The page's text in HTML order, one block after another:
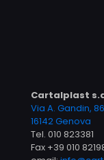
Cartalplast
Via A. Gandin,
16142 Genova
Tel. 010 823381
Fax +39 010